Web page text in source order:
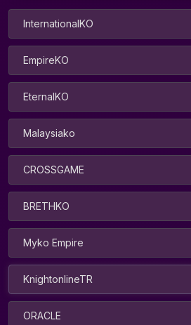
InternationalKO
EmpireKO
EternalKO
Malaysiako
CROSSGAME
BRETHKO
Myko Empire
KnightonlineTR
ORACLE